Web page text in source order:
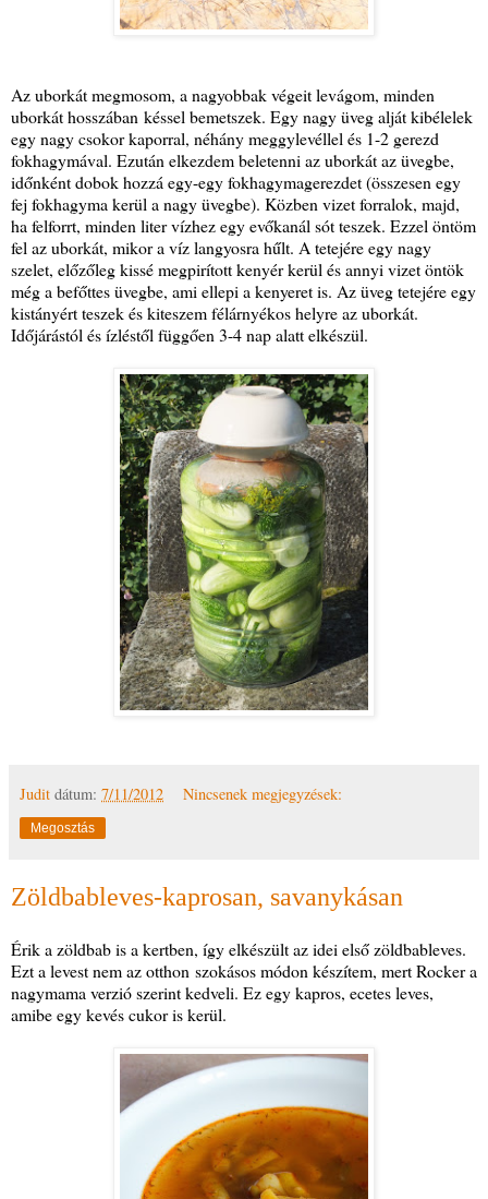
Az uborkát megmosom, a nagyobbak végeit levágom, minden
uborkát hosszában késsel bemetszek. Egy nagy üveg alját kibélelek
egy nagy csokor kaporral, néhány meggylevéllel és 1-2 gerezd
fokhagymával. Ezután elkezdem beletenni az uborkát az üvegbe,
időnként dobok hozzá egy-egy fokhagymagerezdet (összesen egy
fej fokhagyma kerül a nagy üvegbe). Közben vizet forralok, majd,
ha felforrt, minden liter vízhez egy evőkanál sót teszek. Ezzel öntöm
fel az uborkát, mikor a víz langyosra hűlt. A tetejére egy nagy
szelet, előzőleg kissé megpirított kenyér kerül és annyi vizet öntök
még a befőttes üvegbe, ami ellepi a kenyeret is. Az üveg tetejére egy
kistányért teszek és kiteszem félárnyékos helyre az uborkát.
Időjárástól és ízléstől függően 3-4 nap alatt elkészül.
Judit dátum: 7/11/2012 Nincsenek megjegyzések:
Megosztás
Zöldbableves-kaprosan, savanykásan
Érik a zöldbab is a kertben, így elkészült az idei első zöldbableves.
Ezt a levest nem az otthon szokásos módon készítem, mert Rocker a
nagymama verzió szerint kedveli. Ez egy kapros, ecetes leves,
amibe egy kevés cukor is kerül.